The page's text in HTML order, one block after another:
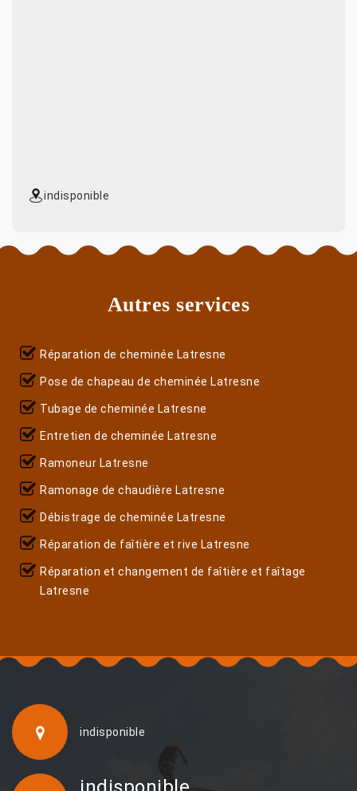
indisponible
Autres services
Réparation de cheminée Latresne
Pose de chapeau de cheminée Latresne
Tubage de cheminée Latresne
Entretien de cheminée Latresne
Ramoneur Latresne
Ramonage de chaudière Latresne
Débistrage de cheminée Latresne
Réparation de faîtière et rive Latresne
Réparation et changement de faîtière et faîtage
Latresne
indisponible